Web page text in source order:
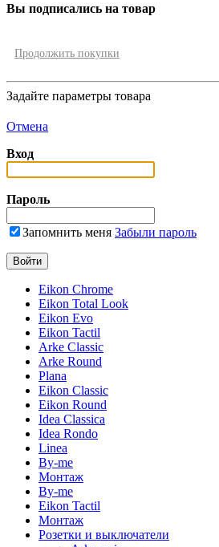
Вы подписались на товар
Продолжить покупки
Задайте параметры товара
Отмена
Вход
Пароль
Запомнить меня Забыли пароль
Eikon Chrome
Eikon Total Look
Eikon Evo
Eikon Tactil
Arke Classic
Arke Round
Plana
Eikon Classic
Eikon Round
Idea Classica
Idea Rondo
Linea
By-me
Монтаж
By-me
Eikon Tactil
Монтаж
Розетки и выключатели